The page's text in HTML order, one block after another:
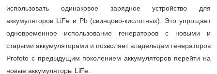
использовать одинаковое зарядное устройство для
аккумуляторов LiFe и Pb (свинцово-кислотных). Это упрощает
одновременное использование генераторов с новыми и
старыми аккумуляторами и позволяет владельцам генераторов
Profoto с предыдущим поколением аккумуляторов перейти на
новые аккумуляторы LiFe.